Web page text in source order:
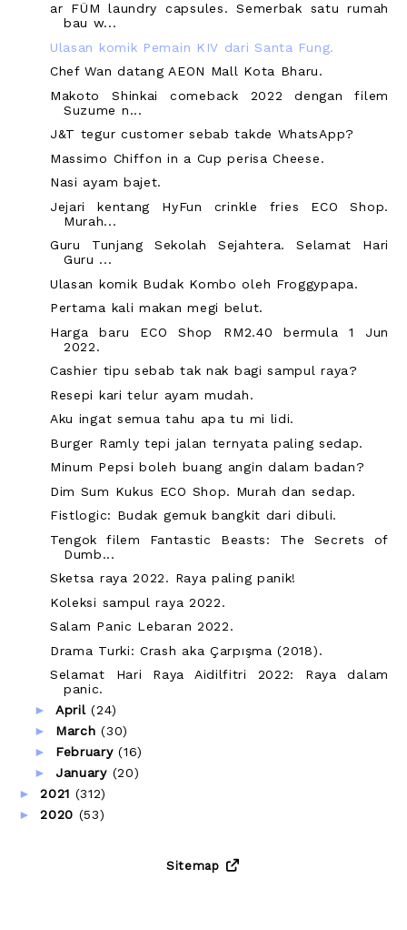
ar FÜM laundry capsules. Semerbak satu rumah
bau w...
Ulasan komik Pemain KIV dari Santa Fung.
Chef Wan datang AEON Mall Kota Bharu.
Makoto Shinkai comeback 2022 dengan filem
Suzume n...
J&T tegur customer sebab takde WhatsApp?
Massimo Chiffon in a Cup perisa Cheese.
Nasi ayam bajet.
Jejari kentang HyFun crinkle fries ECO Shop.
Murah...
Guru Tunjang Sekolah Sejahtera. Selamat Hari
Guru ...
Ulasan komik Budak Kombo oleh Froggypapa.
Pertama kali makan megi belut.
Harga baru ECO Shop RM2.40 bermula 1 Jun
2022.
Cashier tipu sebab tak nak bagi sampul raya?
Resepi kari telur ayam mudah.
Aku ingat semua tahu apa tu mi lidi.
Burger Ramly tepi jalan ternyata paling sedap.
Minum Pepsi boleh buang angin dalam badan?
Dim Sum Kukus ECO Shop. Murah dan sedap.
Fistlogic: Budak gemuk bangkit dari dibuli.
Tengok filem Fantastic Beasts: The Secrets of
Dumb...
Sketsa raya 2022. Raya paling panik!
Koleksi sampul raya 2022.
Salam Panic Lebaran 2022.
Drama Turki: Crash aka Çarpışma (2018).
Selamat Hari Raya Aidilfitri 2022: Raya dalam
panic.
► April(24)
► March(30)
► February(16)
► January (20)
►2021 (312)
►2020 (53)
Sitemap